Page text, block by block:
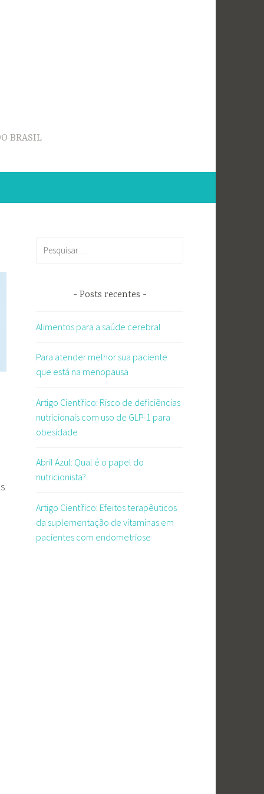
BRASIL
Posts recentes
Alimentos para a saúde cerebral
Para atender melhor sua paciente
que está na menopausa
Artigo Científico: Risco de deficiências
nutricionais com uso de GLP-1 para
obesidade
Abril Azul: Qual é o papel do
nutricionista?
Artigo Científico: Efeitos terapêuticos
da suplementação de vitaminas em
pacientes com endometriose